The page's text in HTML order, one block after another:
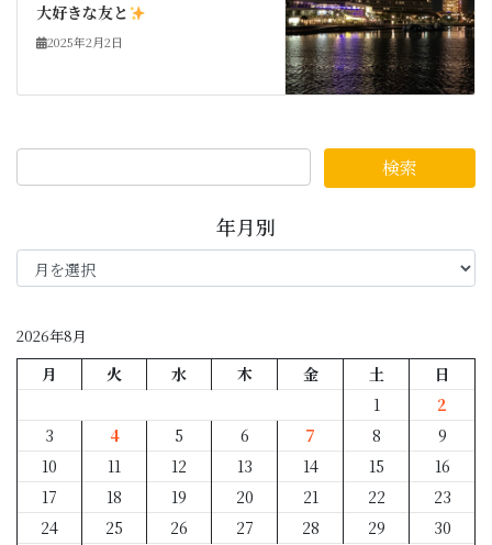
大好きな友と
2025年2月2日
年月別
年
月
2026年8月
月 火 水 木 金 土
日
1
2
3
4 5 6 7 8
9
10
11 12 13 14 15
16
17
18 19 20 21 22
23
24
25 26 27 28 29
30